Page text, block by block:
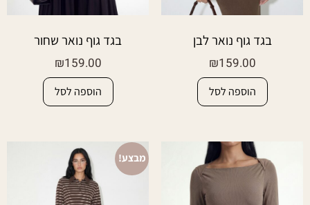
בגד גוף נואר לבן
₪159.00
הוספה לסל
בגד גוף נואר שחור
₪159.00
הוספה לסל
מבצע!